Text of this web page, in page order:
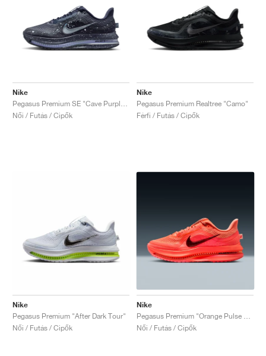
Nike
Női / Futás / Cipők
Nike
Pegasus Premium Realtree "Camo"
Férfi / Futás / Cipők
Nike
Pegasus Premium "After Dark Tour"
Női / Futás / Cipők
Nike
Női / Futás / Cipők